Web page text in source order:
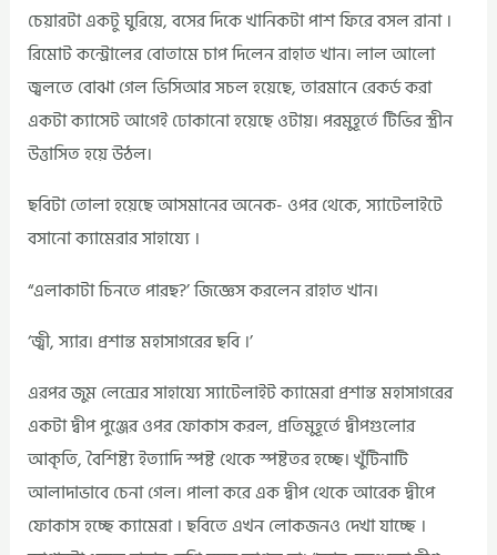
চেয়ারটা একটু ঘুরিয়ে, বসের দিকে খানিকটা পাশ ফিরে বসল রানা ।
রিমোট কন্ট্রোলের বোতামে চাপ দিলেন রাহাত খান। লাল আলো
জ্বলতে বোঝা গেল ভিসিআর সচল হয়েছে, তারমানে রেকর্ড করা
একটা ক্যাসেট আগেই ঢোকানো হয়েছে ওটায়। পরমুহূর্তে টিভির স্ত্রীন
উত্তাসিত হয়ে উঠল।
ছবিটা তোলা হয়েছে আসমানের অনেক- ওপর থেকে, স্যাটেলাইটে
বসানো ক্যামেরার সাহায্যে ।
“এলাকাটা চিনতে পারছ?’ জিজ্ঞেস করলেন রাহাত খান।
‘জ্বী, স্যার। প্রশান্ত মহাসাগরের ছবি ।’
এরপর জুম লেন্সের সাহায্যে স্যাটেলাইট ক্যামেরা প্রশান্ত মহাসাগরের
একটা দ্বীপ পুঞ্জের ওপর ফোকাস করল, প্রতিমুহূর্তে দ্বীপগুলোর
আকৃতি, বৈশিষ্ট্য ইত্যাদি স্পষ্ট থেকে স্পষ্টতর হচ্ছে। খুঁটিনাটি
আলাদাভাবে চেনা গেল। পালা করে এক দ্বীপ থেকে আরেক দ্বীপে
ফোকাস হচ্ছে ক্যামেরা । ছবিতে এখন লোকজনও দেখা যাচ্ছে ।